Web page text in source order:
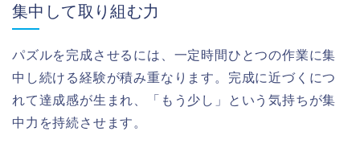
集中して取り組む力
パズルを完成させるには、一定時間ひとつの作業に集
中し続ける経験が積み重なります。完成に近づくにつ
れて達成感が生まれ、「もう少し」という気持ちが集
中力を持続させます。